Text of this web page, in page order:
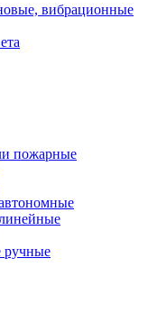
вибрационные
пожарные
ручные